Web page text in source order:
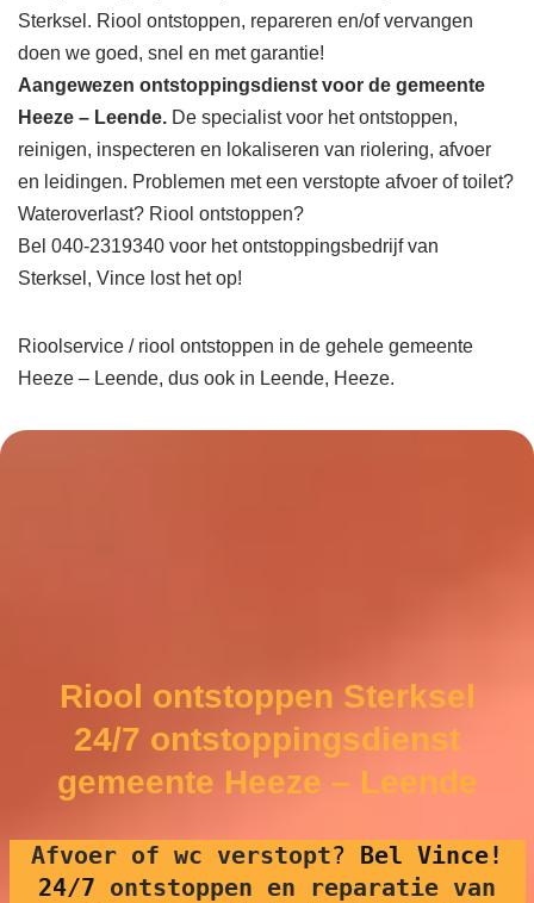
Sterksel. Riool ontstoppen, repareren en/of vervangen
doen we goed, snel en met garantie!
Aangewezen ontstoppingsdienst voor de gemeente
Heeze – Leende. De specialist voor het ontstoppen,
reinigen, inspecteren en lokaliseren van riolering, afvoer
en leidingen. Problemen met een verstopte afvoer of toilet?
Wateroverlast? Riool ontstoppen?
Bel 040-2319340 voor het ontstoppingsbedrijf van
Sterksel, Vince lost het op!
Rioolservice / riool ontstoppen in de gehele gemeente
Heeze – Leende, dus ook in Leende, Heeze.
Riool ontstoppen Sterksel
24/7 ontstoppingsdienst
gemeente Heeze – Leende
Afvoer of wc verstopt? Bel Vince!
24/7 ontstoppen en reparatie van